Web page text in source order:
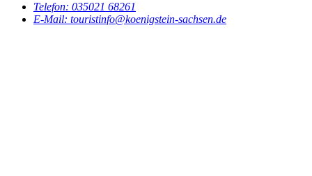
Telefon: 035021 68261
E-Mail: touristinfo@koenigstein-sachsen.de